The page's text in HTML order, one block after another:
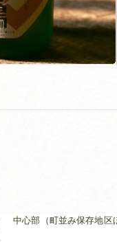
中心部（町並み保存地区